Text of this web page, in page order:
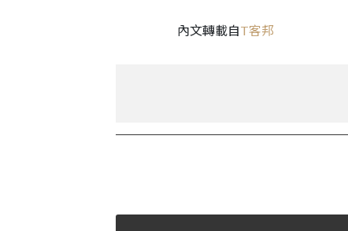
內文轉載自T客邦